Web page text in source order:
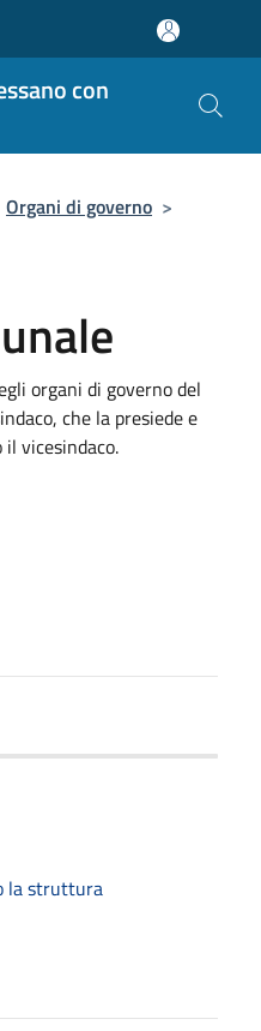
con
Organi di governo >
organi di governo del
che la presiede e
vicesindaco.
la struttura